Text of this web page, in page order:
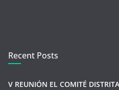
Recent Posts
V REUNIÓN EL COMITÉ